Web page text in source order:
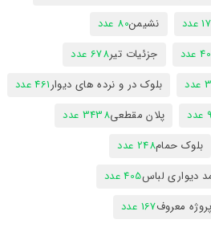
عدد نشیمن80 عدد
عدد جزئیات تیر678 عدد
بلوک در و نرده های دیوار461 عدد
پلان مقطعی3438 عدد
بلوک حمام248 عدد
دیواری لباس405 عدد
پروژه معروف167 عدد